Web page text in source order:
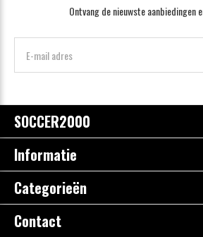
Ontvang de nieuwste aanbiedingen
SOCCER2000
Informatie
Categorieën
Contact